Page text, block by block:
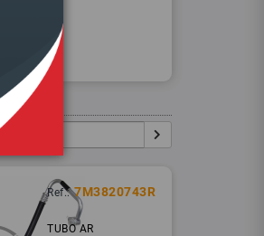
Ref.: 7M3820743R
TUBO AR